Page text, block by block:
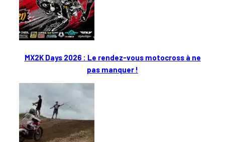
MX2K Days 2026 : Le rendez-vous motocross à ne
pas manquer !